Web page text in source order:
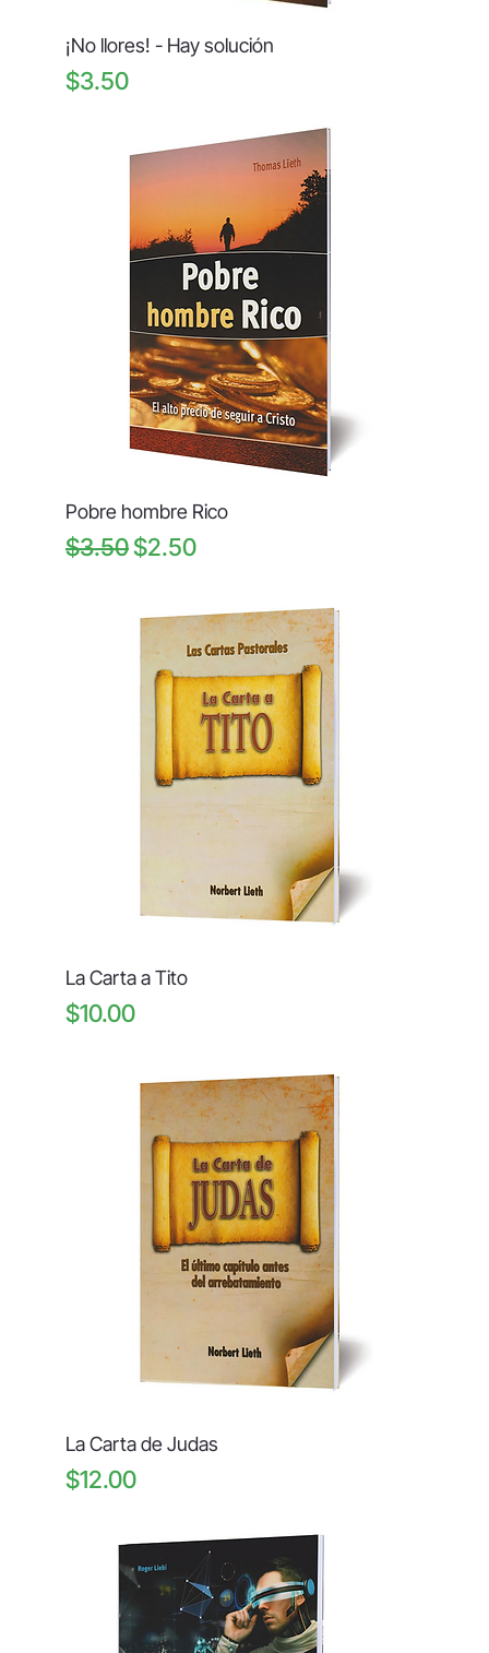
¡No llores! - Hay solución
Price
$3.50
Pobre hombre Rico
Regular Price
$3.50Sale Price
$2.50
La Carta a Tito
Price
$10.00
La Carta de Judas
Price
$12.00